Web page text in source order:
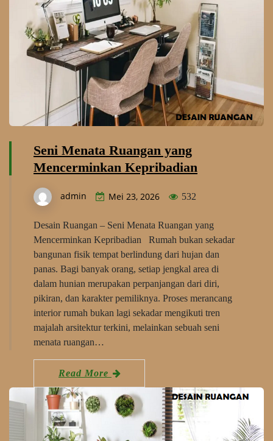
Seni Menata Ruangan yang
Mencerminkan Kepribadian
admin Mei 23, 2026 532
Desain Ruangan – Seni Menata Ruangan yang
Mencerminkan Kepribadian Rumah bukan sekadar
bangunan fisik tempat berlindung dari hujan dan
panas. Bagi banyak orang, setiap jengkal area di
dalam hunian merupakan perpanjangan dari diri,
pikiran, dan karakter pemiliknya. Proses merancang
interior rumah bukan lagi sekadar mengikuti tren
majalah arsitektur terkini, melainkan sebuah seni
menata ruangan…
Read More